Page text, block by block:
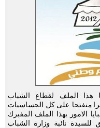
منفتحا على كل الحساسيات
الامور بهذا الملف المفبرك
نائبة وزارة الشباب